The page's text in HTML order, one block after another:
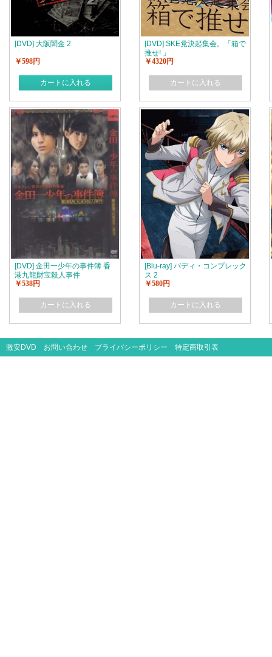
[DVD] 大阪闇金 2
￥598円
カートに入れる
[DVD] SKE党決起集会。「箱で
推せ! 」
￥4320円
カートに入れる
[DVD] 金田一少年の事件簿 香
港九龍財宝殺人事件
￥538円
カートに入れる
[Blu-ray] バディ・コンプレック
ス 2
￥580円
カートに入れる
激安DVD お問い合わせ プライバシーポリシー 特定商取引表